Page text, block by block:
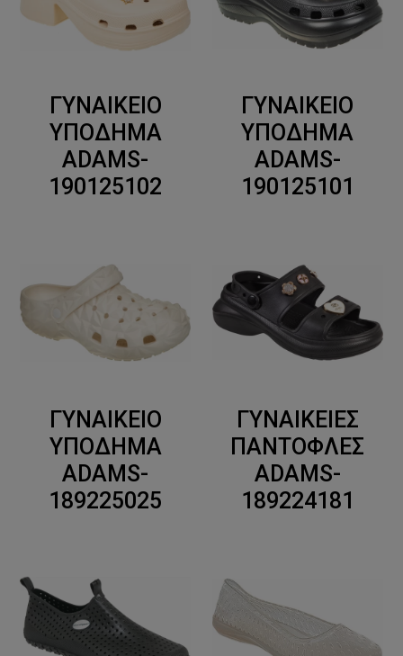
ΓΥΝΑΙΚΕΙΟ
ΥΠΟΔΗΜΑ
ADAMS-
190125102
ΓΥΝΑΙΚΕΙΟ
ΥΠΟΔΗΜΑ
ADAMS-
190125101
ΓΥΝΑΙΚΕΙΟ
ΥΠΟΔΗΜΑ
ADAMS-
189225025
ΓΥΝΑΙΚΕΙΕΣ
ΠΑΝΤΟΦΛΕΣ
ADAMS-
189224181